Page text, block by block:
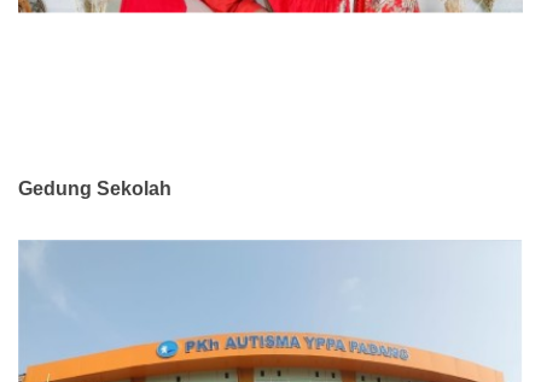
Gedung Sekolah